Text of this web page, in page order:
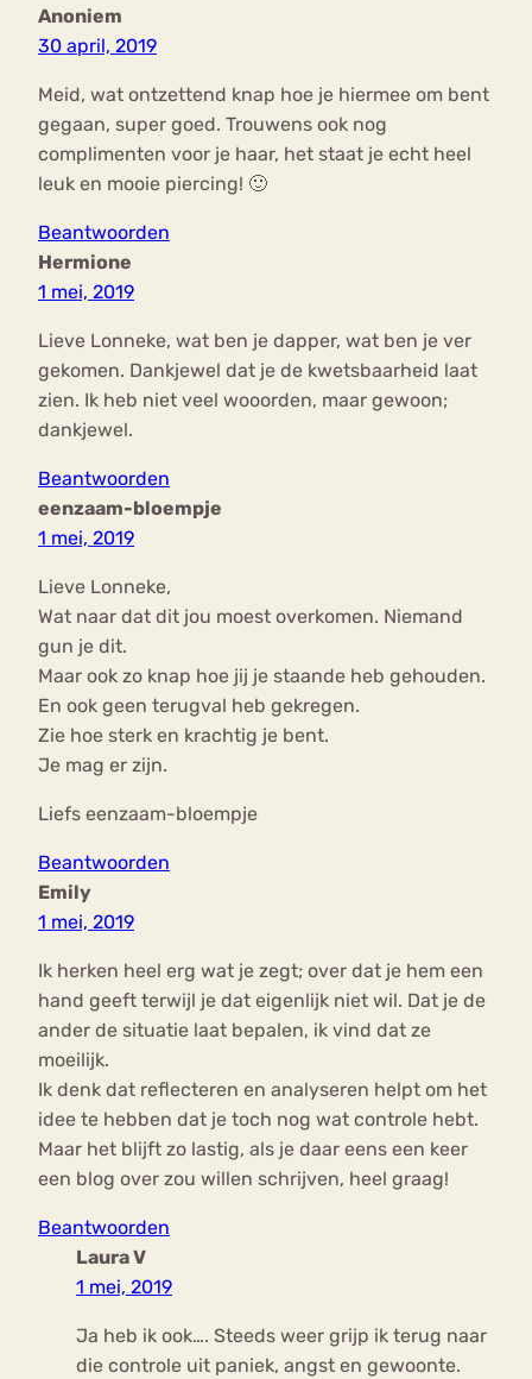
Anoniem
30 april, 2019
Meid, wat ontzettend knap hoe je hiermee om bent
gegaan, super goed. Trouwens ook nog
complimenten voor je haar, het staat je echt heel
leuk en mooie piercing! 🙂
Beantwoorden
Hermione
1 mei, 2019
Lieve Lonneke, wat ben je dapper, wat ben je ver
gekomen. Dankjewel dat je de kwetsbaarheid laat
zien. Ik heb niet veel wooorden, maar gewoon;
dankjewel.
Beantwoorden
eenzaam-bloempje
1 mei, 2019
Lieve Lonneke,
Wat naar dat dit jou moest overkomen. Niemand
gun je dit.
Maar ook zo knap hoe jij je staande heb gehouden.
En ook geen terugval heb gekregen.
Zie hoe sterk en krachtig je bent.
Je mag er zijn.
Liefs eenzaam-bloempje
Beantwoorden
Emily
1 mei, 2019
Ik herken heel erg wat je zegt; over dat je hem een
hand geeft terwijl je dat eigenlijk niet wil. Dat je de
ander de situatie laat bepalen, ik vind dat ze
moeilijk.
Ik denk dat reflecteren en analyseren helpt om het
idee te hebben dat je toch nog wat controle hebt.
Maar het blijft zo lastig, als je daar eens een keer
een blog over zou willen schrijven, heel graag!
Beantwoorden
Laura V
1 mei, 2019
Ja heb ik ook…. Steeds weer grijp ik terug naar
die controle uit paniek, angst en gewoonte.